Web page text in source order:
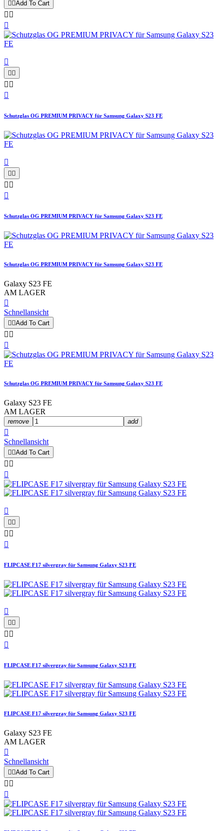
 Add To Cart
 


 
 

Schutzglas OG PREMIUM PRIVACY für Samsung Galaxy S23 FE

 
 

Schutzglas OG PREMIUM PRIVACY für Samsung Galaxy S23 FE
Schutzglas OG PREMIUM PRIVACY für Samsung Galaxy S23 FE
Galaxy S23 FE
AM LAGER

Schnellansicht
 Add To Cart
 

Schutzglas OG PREMIUM PRIVACY für Samsung Galaxy S23 FE
Galaxy S23 FE
AM LAGER
remove add

Schnellansicht
 Add To Cart
 


 
 

FLIPCASE F17 silvergray für Samsung Galaxy S23 FE

 
 

FLIPCASE F17 silvergray für Samsung Galaxy S23 FE
FLIPCASE F17 silvergray für Samsung Galaxy S23 FE
Galaxy S23 FE
AM LAGER

Schnellansicht
Add To Cart
 
